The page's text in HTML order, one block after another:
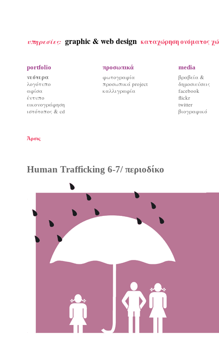
υπηρεσίες: graphic & web design καταχώρηση ονόματος
portfolio
νεότερα
λογότυπο
αφίσα
έντυπο
εικονογράφηση
ιστότοπος & cd
προσωπικά
φωτογραφία
προσωπικά project
καλλιγραφία
media
βραβεία &
δημοσιεύσεις
facebook
flickr
twitter
βιογραφικό
Άρσις
Ηuman Trafficking 6-7/ περιοδίκο